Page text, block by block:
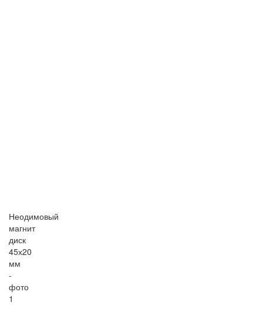
Неодимовый
магнит
диск
45х20
мм
-
фото
1